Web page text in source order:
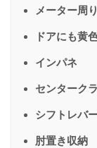
メーター周
ドアにも黄
インパネ
センターク
シフトレバ
肘置き収納